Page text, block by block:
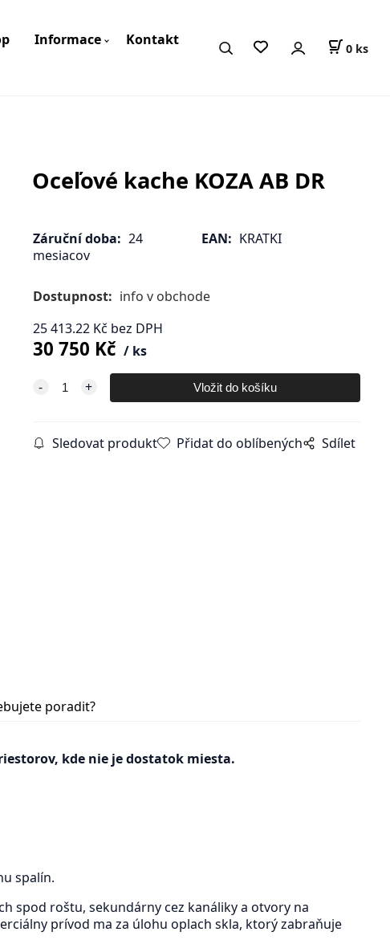
Informace Kontakt 0 ks
Oceľové kache KOZA AB DR
Záruční doba: 24
mesiacov
EAN: KRATKI
Dostupnost: info v obchode
25 413.22Kč bez DPH
30 750 Kč ks
Sledovat produkt Přidat do oblíbených Sdílet
poradit?
kde nie je dostatok miesta.
spalín.
spod roštu, sekundárny cez kanáliky a otvory na
prívod ma za úlohu oplach skla, ktorý zabraňuje